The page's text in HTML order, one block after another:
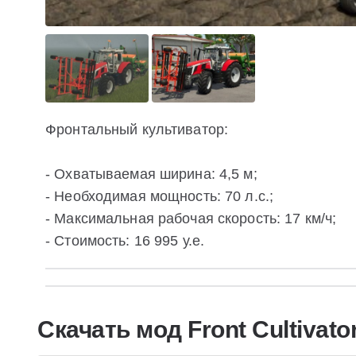
Фронтальный культиватор:
- Охватываемая ширина: 4,5 м;
- Необходимая мощность: 70 л.с.;
- Максимальная рабочая скорость: 17 км/ч;
- Стоимость: 16 995 у.е.
Скачать мод Front